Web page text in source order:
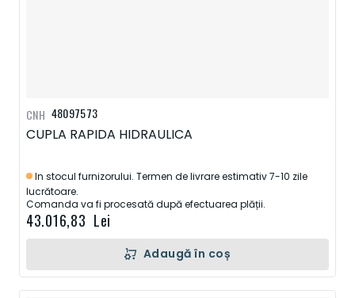
48097573
CUPLA RAPIDA HIDRAULICA
In stocul furnizorului. Termen de livrare estimativ 7-10 zile
lucrătoare.
Comanda va fi procesată după efectuarea plății.
43.016,83 Lei
CNH
Adaugă în coș